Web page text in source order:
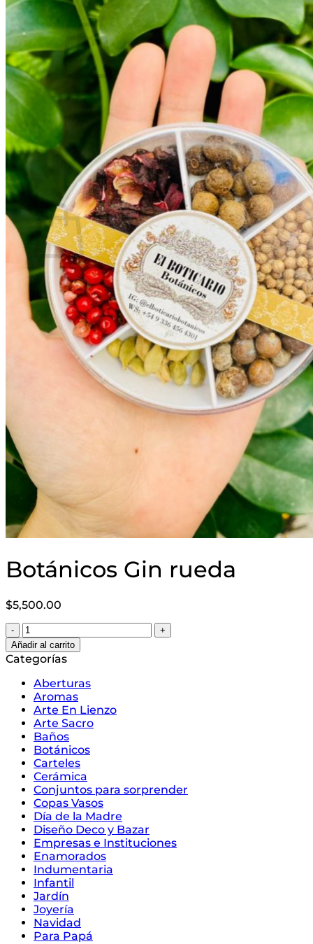
0
No hay productos en el carrito.
Volver a la tienda
Carrito
No hay productos en el carrito.
Volver a la tienda
Botánicos Gin rueda
$5,500.00
Botánicos
Gin
rueda
cantidad
Añadir al carrito
Categorías
Aberturas
Aromas
Arte En Lienzo
Arte Sacro
Baños
Botánicos
Carteles
Cerámica
Conjuntos para sorprender
Copas Vasos
Día de la Madre
Diseño Deco y Bazar
Empresas e Instituciones
Enamorados
Indumentaria
Infantil
Jardín
Joyería
Navidad
Para Papá